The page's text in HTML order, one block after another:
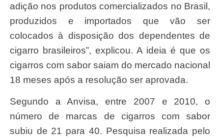
adição nos produtos comercializados no Brasil,
produzidos e importados que vão ser
colocados à disposição dos dependentes de
cigarro brasileiros”, explicou. A ideia é que os
cigarros com sabor saiam do mercado nacional
18 meses após a resolução ser aprovada.
Segundo a Anvisa, entre 2007 e 2010, o
número de marcas de cigarros com sabor
subiu de 21 para 40. Pesquisa realizada pelo